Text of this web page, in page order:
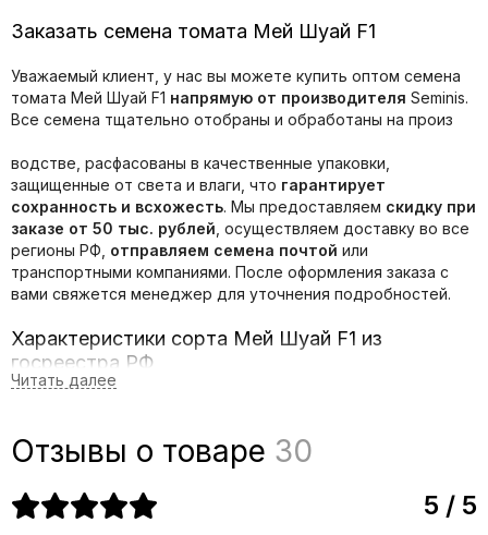
Заказать семена томата Мей Шуай F1
Уважаемый клиент, у нас вы можете купить оптом семена
томата Мей Шуай F1 напрямую от производителя Seminis.
Все семена тщательно отобраны и обработаны на произ
водстве, расфасованы в качественные упаковки,
защищенные от света и влаги, что гарантирует
сохранность и всхожесть. Мы предоставляем скидку при
заказе от 50 тыс. рублей , осуществляем доставку во все
регионы РФ, отправляем семена почтой или
транспортными компаниями. После оформления заказа с
вами свяжется менеджер для уточнения подробностей.
Характеристики сорта Мей Шуай F1 из
госреестра РФ
Скороспелость:Ранний
Растение:
Умеренно вегетативное, мощный листовой
аппарат
Отзывы о товаре 30
5 / 5